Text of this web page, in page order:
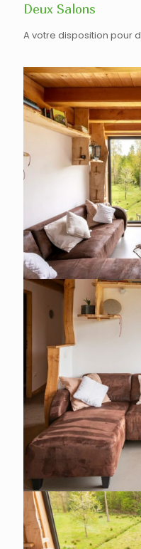
Deux Salons
A votre disposition pour